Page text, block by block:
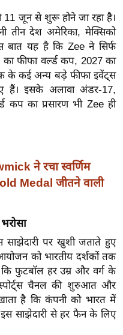
11 जून से शुरू होने जा रहा है।
तीन देश अमेरिका, मेक्सिको
यह है कि Zee ने सिर्फ
का फीफा वर्ल्ड कप, 2027 का
के कई अन्य बड़े फीफा इवेंट्स
हैं। इसके अलावा अंडर-17,
का प्रसारण भी Zee ही
ने रचा स्वर्णिम
Medal जीतने वाली
पर खुशी जताते हुए
को भारतीय दर्शकों तक
कि फुटबॉल हर उम्र और वर्ग के
चैनल की शुरुआत और
है कि कंपनी को भारत में
साझेदारी से हर फैन के लिए